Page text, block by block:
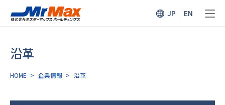
JP EN
沿革
HOME > 企業情報 > 沿革